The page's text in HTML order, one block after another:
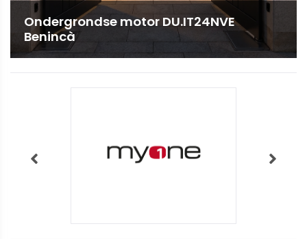
Ondergrondse motor DU.IT24NVE
Benincà